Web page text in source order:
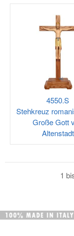
4550.S
Stehkreuz
Große Gott
Altenstadt
1